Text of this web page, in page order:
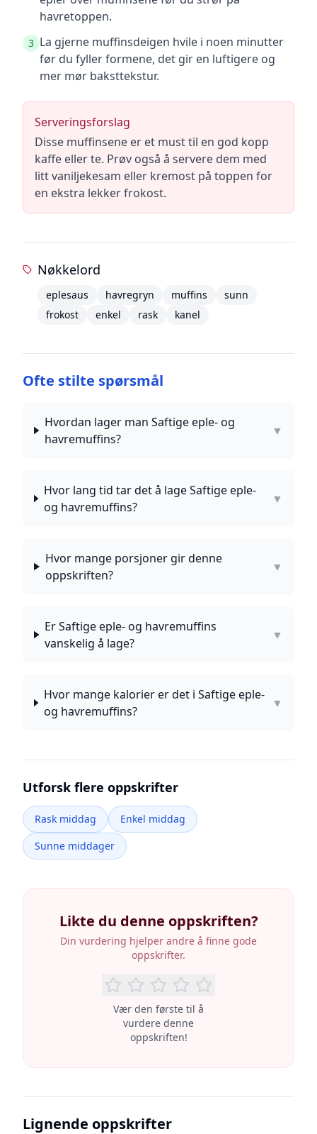
havretoppen.
3 La gjerne muffinsdeigen hvile i noen minutter
før du fyller formene, det gir en luftigere og
mer mør baksttekstur.
Serveringsforslag
Disse muffinsene er et must til en god kopp
kaffe eller te. Prøv også å servere dem med
litt vaniljekesam eller kremost på toppen for
en ekstra lekker frokost.
Nøkkelord
eplesaus havregryn muffins
sunn
frokost
enkel rask kanel
Ofte stilte spørsmål
Hvordan lager man Saftige eple- og
havremuffins?
▼
Hvor lang tid tar det å lage Saftige eple-
og havremuffins?
▼
Hvor mange porsjoner gir denne
oppskriften?
▼
Er Saftige eple- og havremuffins
vanskelig å lage?
▼
Hvor mange kalorier er det i Saftige eple-
og havremuffins?
▼
Utforsk flere oppskrifter
Rask middag
Enkel middag
Sunne middager
Likte du denne oppskriften?
Din vurdering hjelper andre å finne gode
oppskrifter.
Vær den første til å
vurdere denne
oppskriften!
Lignende oppskrifter